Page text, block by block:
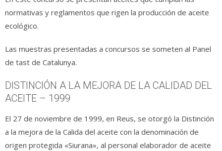
normativas y reglamentos que rigen la producción de aceite
ecológico.
Las muestras presentadas a concursos se someten al Panel
de tast de Catalunya.
DISTINCIÓN A LA MEJORA DE LA CALIDAD DEL
ACEITE – 1999
El 27 de noviembre de 1999, en Reus, se otorgó la Distinción
a la mejora de la Calida del aceite con la denominación de
origen protegida «Siurana», al personal elaborador de aceite